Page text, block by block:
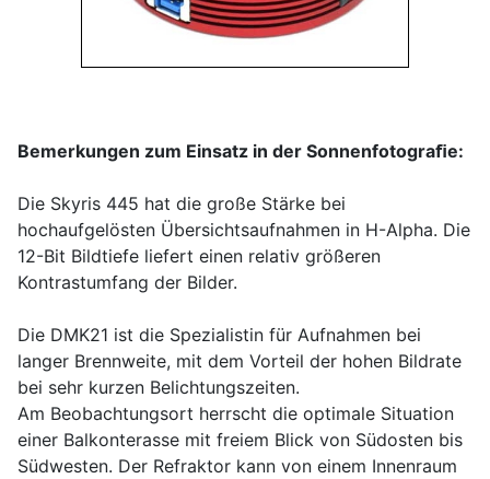
Bemerkungen zum Einsatz in der Sonnenfotograﬁe:
Die Skyris 445 hat die große Stärke bei
hochaufgelösten Übersichtsaufnahmen in H-Alpha. Die
12-Bit Bildtiefe liefert einen relativ größeren
Kontrastumfang der Bilder.
Die DMK21 ist die Spezialistin für Aufnahmen bei
langer Brennweite, mit dem Vorteil der hohen Bildrate
bei sehr kurzen Belichtungszeiten.
Am Beobachtungsort herrscht die optimale Situation
einer Balkonterasse mit freiem Blick von Südosten bis
Südwesten. Der Refraktor kann von einem Innenraum